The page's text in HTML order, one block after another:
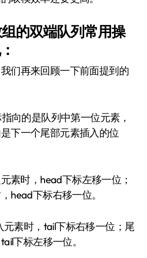
组的双端队列常用操
再来回顾一下前面提到的
的是队列中第一位元素，
下一个尾部元素插入的位
时，head下标左移一位；
head下标右移一位。
素时，tail下标右移一位；尾
下标左移一位。